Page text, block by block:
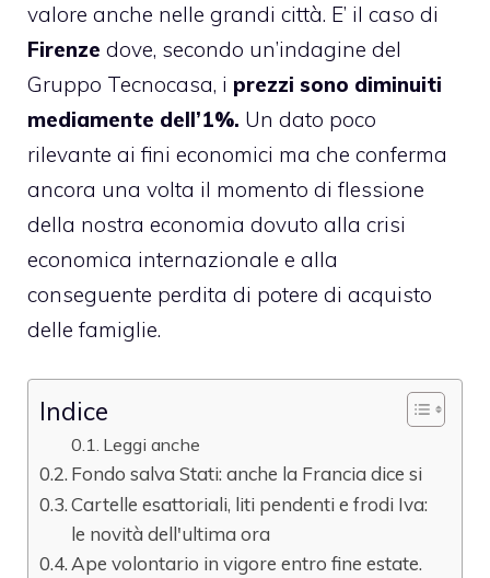
valore anche nelle grandi città. E’ il caso di
Firenze dove, secondo un’indagine del
Gruppo Tecnocasa, i prezzi sono diminuiti
mediamente dell’1%. Un dato poco
rilevante ai fini economici ma che conferma
ancora una volta il momento di flessione
della nostra economia dovuto alla crisi
economica internazionale e alla
conseguente perdita di potere di acquisto
delle famiglie.
Indice
Leggi anche
Fondo salva Stati: anche la Francia dice si
Cartelle esattoriali, liti pendenti e frodi Iva:
le novità dell'ultima ora
Ape volontario in vigore entro fine estate.